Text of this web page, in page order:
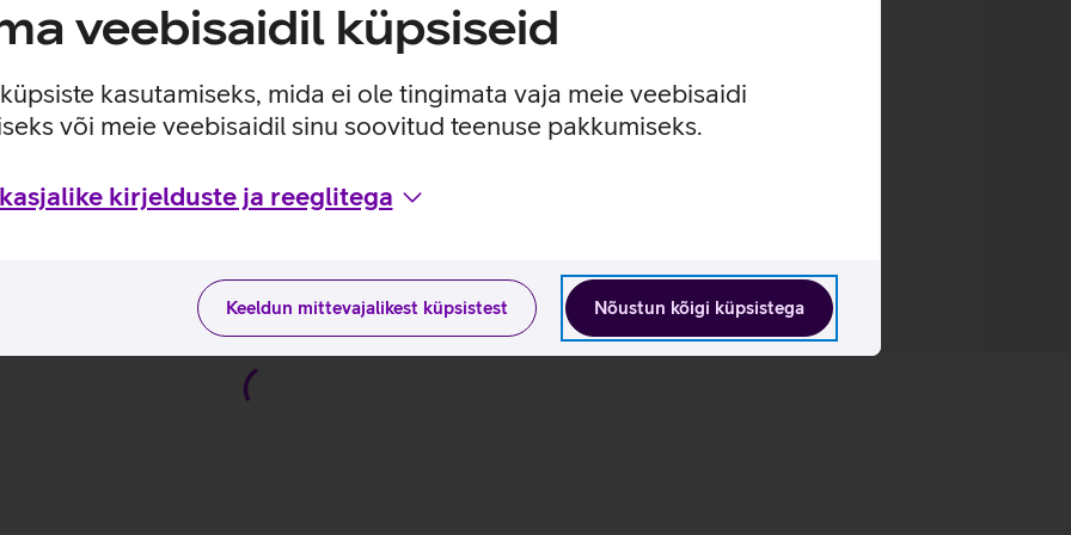
veebisaidil küpsiseid
kasutamiseks, mida ei ole tingimata vaja meie veebisaidi
või meie veebisaidil sinu soovitud teenuse pakkumiseks.
kirjelduste ja reeglitega
Nõustun kõigi küpsistega
Keeldun mittevajalikest küpsistest
isikupärastada.
tagades pika kasutusea ka intensiivse mängimise juures.
ja kasutusviisidega tootja kodulehel